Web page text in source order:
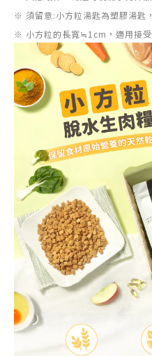
※ 須留意:小方粒湯匙為塑膠湯匙
※ 小方粒的長寬≒1cm，適用接